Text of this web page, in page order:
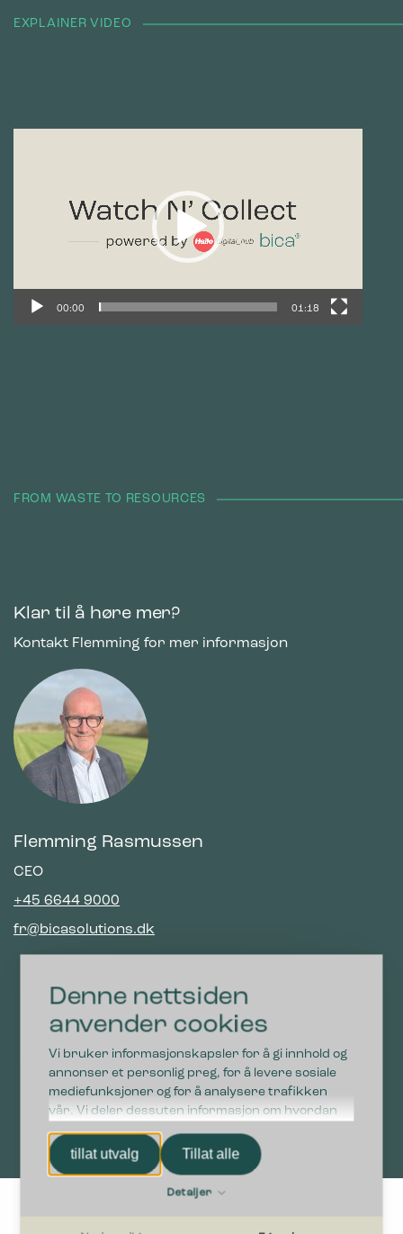
Denne nettsiden
anvender cookies
Vi bruker informasjonskapsler for å gi innhold og
annonser et personlig preg, for å levere sosiale
mediefunksjoner og for å analysere trafikken
vår. Vi deler dessuten informasjon om hvordan
du bruker nettstedet vårt, med partnerne våre
innen sosiale medier, annonsering og
analysearbeid, som kan kombinere den med
annen informasjon du har gjort tilgjengelig for
tillat utvalg Tillat alle
Detaljer
EXPLAINER VIDEO
00:00 01:18
FROM WASTE TO RESOURCES
Klar til å høre mer?
Kontakt Flemming for mer informasjon
Flemming Rasmussen
CEO
+45 6644 9000
fr@bicasolutions.dk